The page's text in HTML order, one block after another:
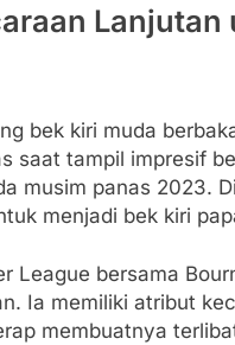
bek kiri muda
saat tampil impresif
musim panas 2023.
menjadi bek kiri
League bersama
Ia memiliki atribut
membuatnya